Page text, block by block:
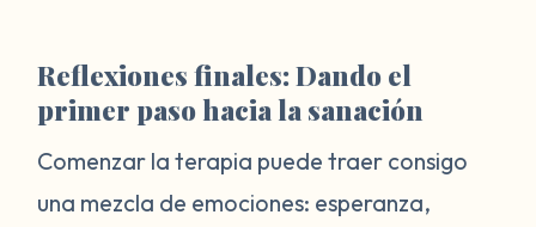
Reflexiones finales: Dando el
primer paso hacia la sanación
Comenzar la terapia puede traer consigo
una mezcla de emociones: esperanza,